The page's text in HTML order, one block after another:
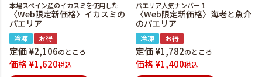
本場スペイン産のイカスミを使用した
〈Web限定新価格〉イカスミの
パエリア
冷凍 お得
定価¥2,106のところ
価格¥1,620税込
パエリア人気ナンバー１
〈Web限定新価格〉海老と魚介
のパエリア
冷凍 お得
定価¥1,782のところ
価格¥1,400税込